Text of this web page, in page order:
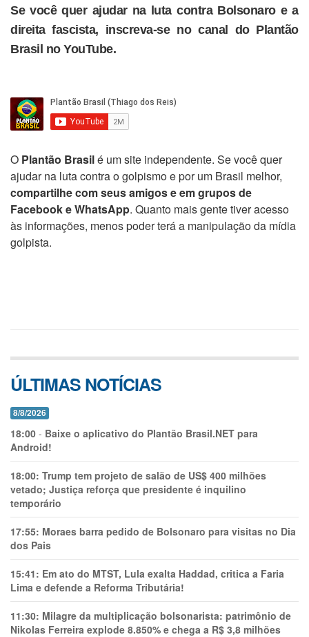
Se você quer ajudar na luta contra Bolsonaro e a
direita fascista, inscreva-se no canal do Plantão
Brasil no YouTube.
O Plantão Brasilé um site independente. Se você quer
ajudar na luta contra o golpismo e por um Brasil melhor,
compartilhe com seus amigos e em grupos de
Facebook e WhatsApp. Quanto mais gente tiver acesso
às informações, menos poder terá a manipulação da mídia
golpista.
ÚLTIMAS NOTÍCIAS
8/8/2026
18:00 - Baixe o aplicativo do Plantão Brasil.NET para
Android!
18:00: Trump tem projeto de salão de US$ 400 milhões
vetado; Justiça reforça que presidente é inquilino
temporário
17:55: Moraes barra pedido de Bolsonaro para visitas no Dia
dos Pais
15:41: Em ato do MTST, Lula exalta Haddad, critica a Faria
Lima e defende a Reforma Tributária!
11:30: Milagre da multiplicação bolsonarista: patrimônio de
Nikolas Ferreira explode 8.850% e chega a R$ 3,8 milhões